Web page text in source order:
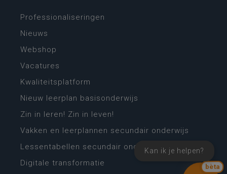
bèta
Kan ik je helpen?
Professionaliseringen
Nieuws
Webshop
Vacatures
Kwaliteitsplatform
Nieuw leerplan basisonderwijs
Zin in leren! Zin in leven!
Vakken en leerplannen secundair onderwijs
Lessentabellen secundair onderwijs
Digitale transformatie